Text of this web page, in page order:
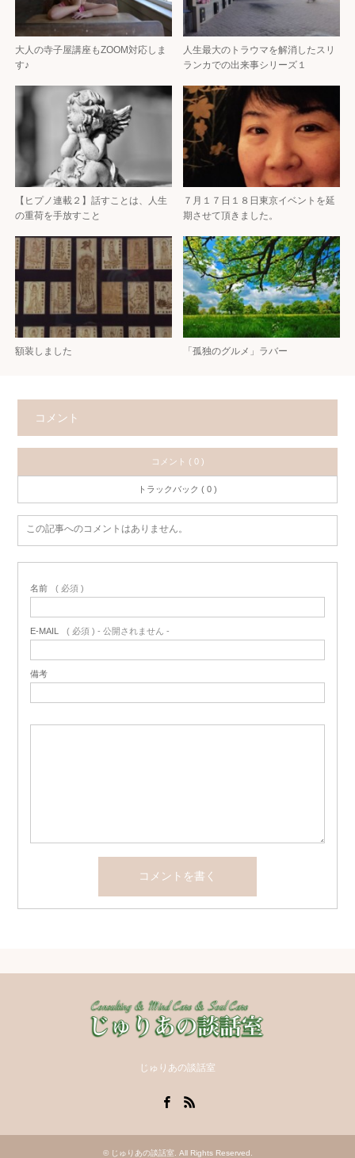
大人の寺子屋講座もZOOM対応しま
す♪
人生最大のトラウマを解消したスリ
ランカでの出来事シリーズ１
【ヒプノ連載２】話すことは、人生
の重荷を手放すこと
７月１７日１８日東京イベントを延
期させて頂きました。
額装しました 「孤独のグルメ」ラバー
コメント
コメント ( 0 )
トラックバック ( 0 )
この記事へのコメントはありません。
名前 ( 必須 )
E-MAIL ( 必須 ) - 公開されません -
備考
じゅりあの談話室
© じゅりあの談話室. All Rights Reserved.